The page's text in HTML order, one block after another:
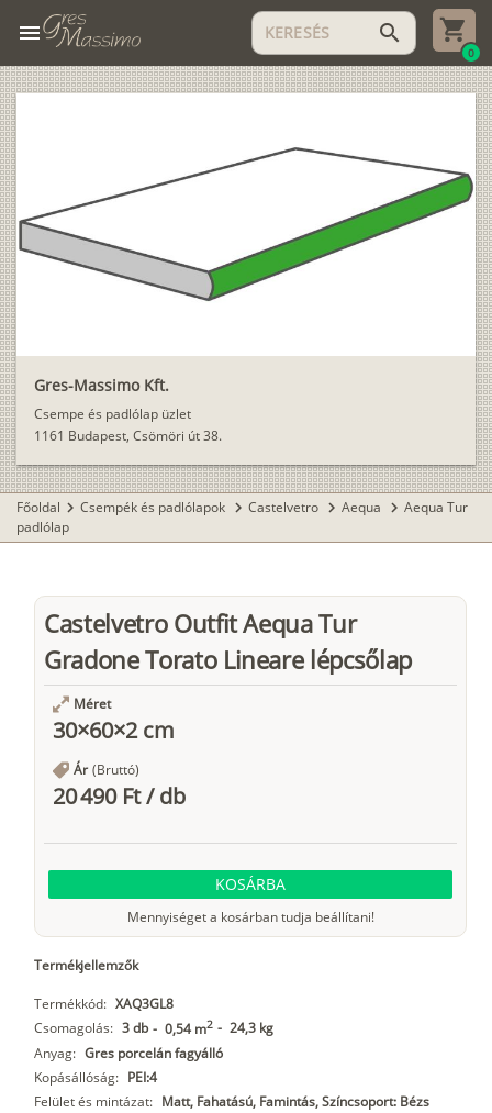
menu search
0
Gres-Massimo Kft.
Csempe és padlólap üzlet
1161 Budapest, Csömöri út 38.
Főoldal chevron_right Csempék és padlólapok chevron_right Castelvetro chevron_right Aequa chevron_right Aequa Tur
padlólap
Castelvetro Outfit Aequa Tur
Gradone Torato Lineare lépcsőlap
Méret
30×60×2 cm
Ár (Bruttó)
20 490 Ft/db
KOSÁRBA
Mennyiséget a kosárban tudja beállítani!
Termékjellemzők
Termékkód: XAQ3GL8
Csomagolás: 3 db - 0,54 m2 - 24,3 kg
Anyag: Gres porcelán fagyálló
Kopásállóság: PEI:4
Felület és mintázat: Matt, Fahatású, Famintás, Színcsoport: Bézs